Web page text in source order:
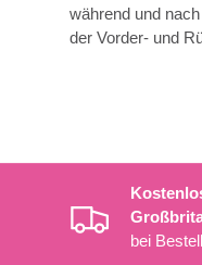
während und
der Vorder- und
bei